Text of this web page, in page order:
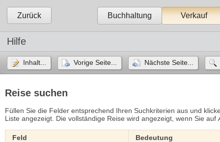
Zurück Buchhaltung Verkauf
Hilfe
Inhalt... Vorige Seite... Nächste Seite...
Reise suchen
Füllen Sie die Felder entsprechend Ihren Suchkriterien aus und
Liste angezeigt. Die vollständige Reise wird angezeigt, wenn Sie auf
Feld
Bedeutung